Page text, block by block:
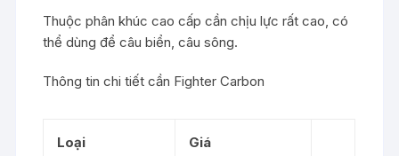
Thuộc phân khúc cao cấp cần chịu lực rất cao, có
thể dùng để câu biển, câu sông.
Thông tin chi tiết cần Fighter Carbon
Loại Giá